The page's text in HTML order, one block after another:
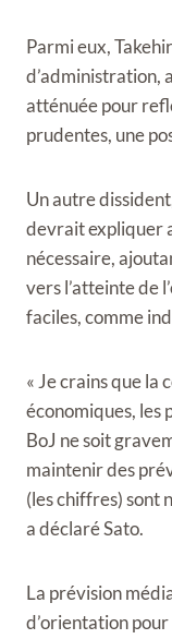
Parmi eux,
d’administration,
atténuée pour
prudentes, une
Un autre
devrait expliquer
nécessaire,
vers l’atteinte de
faciles, comme
« Je crains que la
économiques, les
BoJ ne soit
maintenir des
(les chiffres) sont
a déclaré Sato.
La prévision
d’orientation pour